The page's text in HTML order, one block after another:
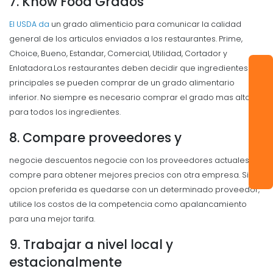
El USDA da un grado alimenticio para comunicar la calidad
general de los articulos enviados a los restaurantes. Prime,
Choice, Bueno, Estandar, Comercial, Utilidad, Cortador y
Enlatadora.Los restaurantes deben decidir que ingredientes
principales se pueden comprar de un grado alimentario
inferior. No siempre es necesario comprar el grado mas alto
para todos los ingredientes.
8. Compare proveedores y
negocie descuentos negocie con los proveedores actuales o
compre para obtener mejores precios con otra empresa. Si la
opcion preferida es quedarse con un determinado proveedor,
utilice los costos de la competencia como apalancamiento
para una mejor tarifa.
9. Trabajar a nivel local y
estacionalmente